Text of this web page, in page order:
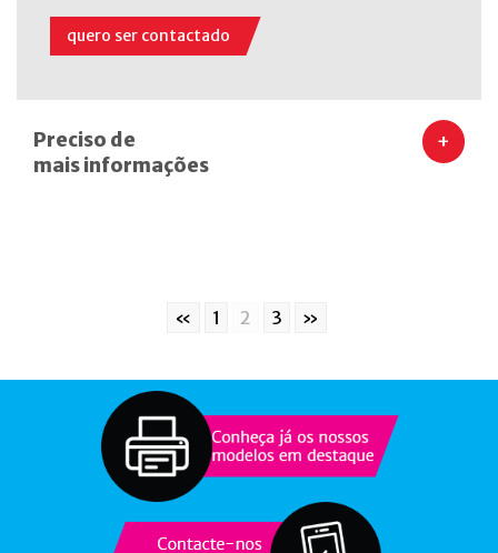
quero ser contactado
Preciso de
mais informações
+
« 1 2 3 »